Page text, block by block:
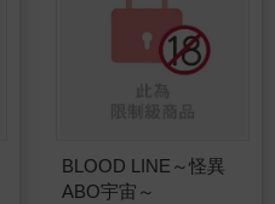
BLOOD LINE～怪異
ABO宇宙～